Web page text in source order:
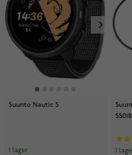
Suunto Nautic S
I lager I